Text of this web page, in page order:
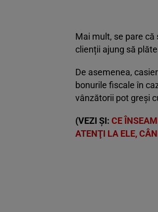
Mai mult, se pare
clienții ajung să
De asemenea,
bonurile fiscale în
vânzătorii pot greși
(VEZI ȘI: CE
ATENŢI LA ELE,